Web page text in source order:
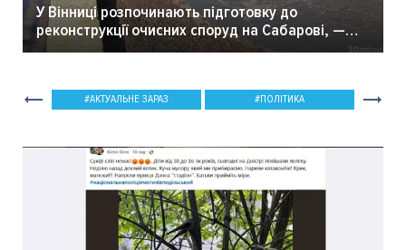
У Вінниці розпочинають підготовку до
реконструкції очисних споруд на Сабарові, —
мер Вінниці.
АКТУАЛЬНЕ ЗАРАЗ ПОЛІТИКА